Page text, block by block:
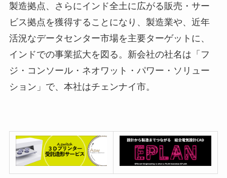
製造拠点、さらにインド全土に広がる販売・サー
ビス拠点を獲得することになり、製造業や、近年
活況なデータセンター市場を主要ターゲットに、
インドでの事業拡大を図る。新会社の社名は「フ
ジ・コンソール・ネオワット・パワー・ソリュー
ション」で、本社はチェンナイ市。